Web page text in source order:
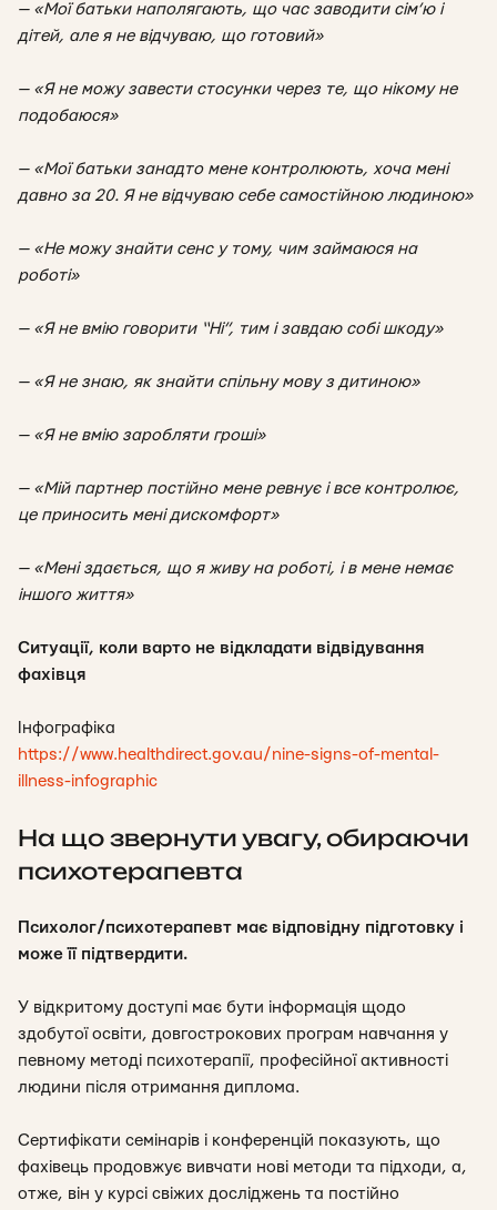
— «Мої батьки наполягають, що час заводити сім’ю і
дітей, але я не відчуваю, що готовий»
— «Я не можу завести стосунки через те, що нікому не
подобаюся»
— «Мої батьки занадто мене контролюють, хоча мені
давно за 20. Я не відчуваю себе самостійною людиною»
— «Не можу знайти сенс у тому, чим займаюся на
роботі»
— «Я не вмію говорити “Ні”, тим і завдаю собі шкоду»
— «Я не знаю, як знайти спільну мову з дитиною»
— «Я не вмію заробляти гроші»
— «Мій партнер постійно мене ревнує і все контролює,
це приносить мені дискомфорт»
— «Мені здається, що я живу на роботі, і в мене немає
іншого життя»
Ситуації, коли варто не відкладати відвідування
фахівця
Інфографіка
https://www.healthdirect.gov.au/nine-signs-of-mental-
illness-infographic
На що звернути увагу, обираючи
психотерапевта
Психолог/психотерапевт має відповідну підготовку і
може її підтвердити.
У відкритому доступі має бути інформація щодо
здобутої освіти, довгострокових програм навчання у
певному методі психотерапії, професійної активності
людини після отримання диплома.
Сертифікати семінарів і конференцій показують, що
фахівець продовжує вивчати нові методи та підходи, а,
отже, він у курсі свіжих досліджень та постійно